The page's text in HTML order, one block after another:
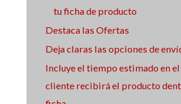
tu ficha de producto
Destaca las Ofertas
Deja claras las opciones de
Incluye el tiempo estimado en el
cliente recibirá el producto